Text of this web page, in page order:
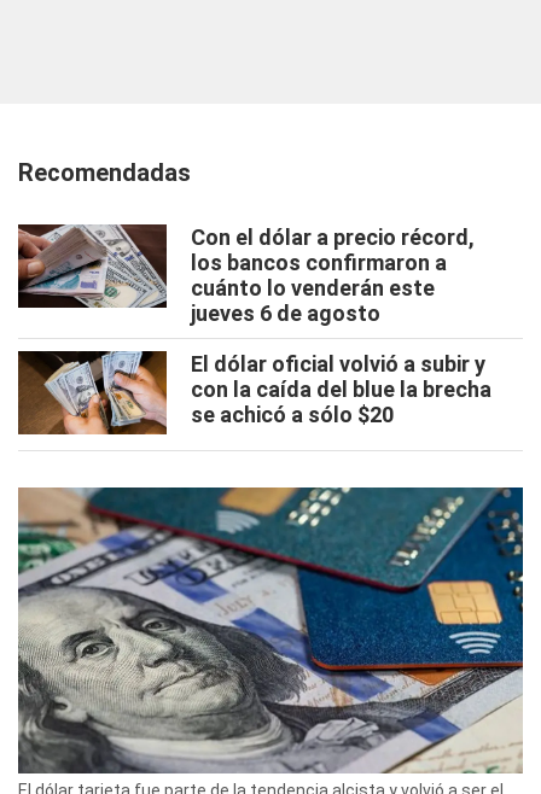
Recomendadas
Con el dólar a precio récord,
los bancos confirmaron a
cuánto lo venderán este
jueves 6 de agosto
El dólar oficial volvió a subir y
con la caída del blue la brecha
se achicó a sólo $20
El dólar tarjeta fue parte de la tendencia alcista y volvió a ser el